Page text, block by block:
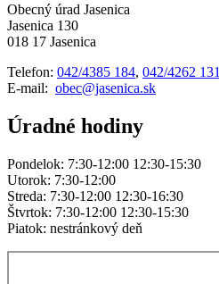
Obecný úrad Jasenica
Jasenica 130
018 17 Jasenica
Telefon: 042/4385 184, 042/4262 131
E-mail: obec@jasenica.sk
Úradné hodiny
Pondelok: 7:30-12:00 12:30-15:30
Utorok: 7:30-12:00
Streda: 7:30-12:00 12:30-16:30
Štvrtok: 7:30-12:00 12:30-15:30
Piatok: nestránkový deň